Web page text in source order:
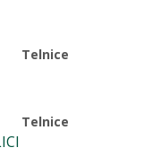
Telnice
Telnice